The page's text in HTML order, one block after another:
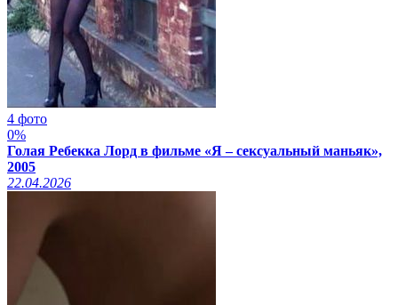
4 фото
0%
Голая Ребекка Лорд в фильме «Я – сексуальный маньяк»,
2005
22.04.2026